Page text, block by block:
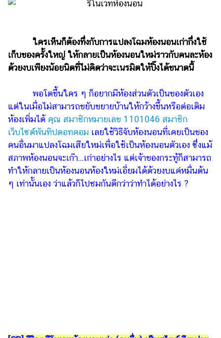
รูปภาพ
หนัง
Music
Station
ละคร
บันเทิง
เกาหลี
ไลฟ์
ไตล์
ใครเห็นก็ต้องทึ่งกับการแปลงโฉมห้องนอนเก่ากึ่งใช้
เก็บของครั้งใหญ่ ให้กลายเป็นห้องนอนใหม่ราวกับคนละห้อง
ด้วยงบเพียงน้อยนิดที่ไม่คิดว่าจะเนรมิตให้ปิ๊งได้ขนาดนี้
พอโตขึ้นใคร ๆ ก็อยากมีห้องส่วนตัวเป็นของตัวเอง
แต่ในเมื่อไม่สามารถขยับขยายบ้านให้กว้างขึ้นหรือต่อเติม
ห้องเพิ่มได้ คุณ สมาชิกหมายเลข 1101046 สมาชิก
เว็บไซต์พันทิปดอทคอม เลยใช้วิธีจับห้องนอนที่เคยเป็นของ
คนอื่นมาแปลงโฉมเสียใหม่เพื่อใช้เป็นห้องนอนตัวเอง ซึ่งแม้
สภาพห้องนอนจะเก๊า...เก่าอย่างไร แต่เจ้าของกระทู้ก็สามารถ
ทำให้กลายเป็นห้องนอนห้องใหม่เอี่ยมได้ด้วยงบแค่หมื่นต้น
ๆ เท่านั้นเอง ว่าแล้วก็ไปชมกันดีกว่าว่าทำได้อย่างไร ?